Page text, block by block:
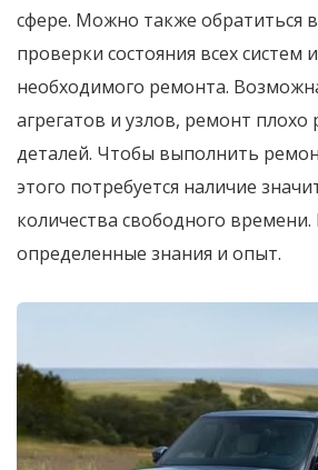
сфере. Можно также обратиться
проверки состояния всех систем
необходимого ремонта.
агрегатов и узлов, ремонт
деталей. Чтобы выполнить
этого потребуется наличие
количества свободного
определенные знания и опыт.